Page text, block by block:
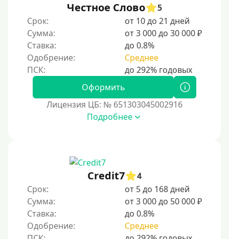
Честное Слово
5
Срок:
от 10 до 21 дней
Сумма:
от 3 000 до 30 000 ₽
Ставка:
до 0.8%
Одобрение:
Среднее
Оформить
Лицензия ЦБ: № 651303045002916
Подробнее
Credit7
4
Срок:
от 5 до 168 дней
Сумма:
от 3 000 до 50 000 ₽
Ставка:
до 0.8%
Одобрение:
Среднее